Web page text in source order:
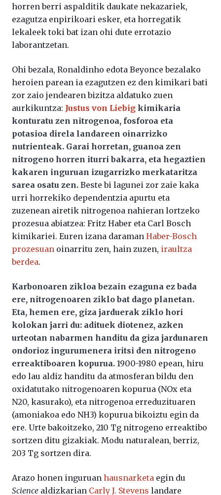
horren berri aspalditik daukate nekazariek,
ezagutza enpirikoari esker, eta horregatik
lekaleek toki bat izan ohi dute errotazio
laborantzetan.
Ohi bezala, Ronaldinho edota Beyonce bezalako
heroien parean ia ezagutzen ez den kimikari bati
zor zaio jendearen bizitza aldatuko zuen
aurkikuntza: Justus von Liebig kimikaria
konturatu zen nitrogenoa, fosforoa eta
potasioa direla landareen oinarrizko
nutrienteak. Garai horretan, guanoa zen
nitrogeno horren iturri bakarra, eta hegaztien
kakaren inguruan izugarrizko merkataritza
sarea osatu zen. Beste bi lagunei zor zaie kaka
urri horrekiko dependentzia apurtu eta
zuzenean airetik nitrogenoa nahieran lortzeko
prozesua abiatzea: Fritz Haber eta Carl Bosch
kimikariei. Euren izana daraman Haber-Bosch
prozesuan oinarritu zen, hain zuzen, iraultza
berdea.
Karbonoaren zikloa bezain ezaguna ez bada
ere, nitrogenoaren ziklo bat dago planetan.
Eta, hemen ere, giza jarduerak ziklo hori
kolokan jarri du: adituek diotenez, azken
urteotan nabarmen handitu da giza jardunaren
ondorioz ingurumenera iritsi den nitrogeno
erreaktiboaren kopurua. 1900-1980 epean, hiru
edo lau aldiz handitu da atmosferan bildu den
oxidatutako nitrogenoaren kopurua (NOx eta
N20, kasurako), eta nitrogenoa erreduzituaren
(amoniakoa edo NH3) kopurua bikoiztu egin da
ere. Urte bakoitzeko, 210 Tg nitrogeno erreaktibo
sortzen ditu gizakiak. Modu naturalean, berriz,
203 Tg sortzen dira.
Arazo honen inguruan hausnarketa egin du
Science aldizkarian Carly J. Stevens landare